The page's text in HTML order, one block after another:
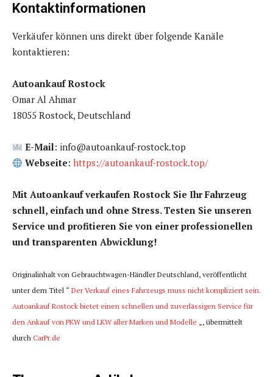
Kontaktinformationen
Verkäufer können uns direkt über folgende Kanäle
kontaktieren:
Autoankauf Rostock
Omar Al Ahmar
18055 Rostock, Deutschland
E-Mail: info@autoankauf-rostock.top
Webseite:https://autoankauf-rostock.top/
Mit Autoankauf verkaufen Rostock Sie Ihr Fahrzeug
schnell, einfach und ohne Stress. Testen Sie unseren
Service und profitieren Sie von einer professionellen
und transparenten Abwicklung!
Originalinhalt von Gebrauchtwagen-Händler Deutschland, veröffentlicht
unter dem Titel “ Der Verkauf eines Fahrzeugs muss nicht kompliziert sein.
Autoankauf Rostock bietet einen schnellen und zuverlässigen Service für
den Ankauf von PKW und LKW aller Marken und Modelle „, übermittelt
durch CarPr.de